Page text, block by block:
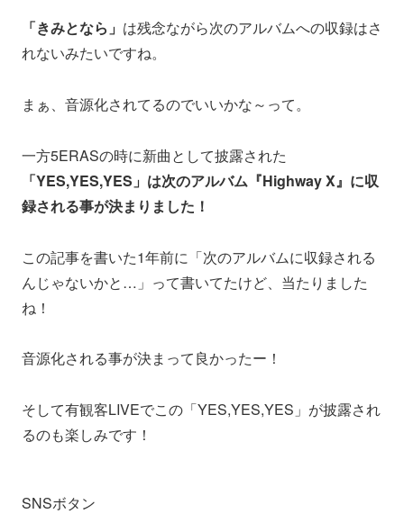
「きみとなら」 は残念ながら次のアルバムへの収録はさ
れないみたいですね。
まぁ、音源化されてるのでいいかな～って。
一方5ERASの時に新曲として披露された
「YES,YES,YES」は次のアルバム『Highway X』に収
録される事が決まりました！
この記事を書いた1年前に「次のアルバムに収録される
んじゃないかと…」って書いてたけど、当たりました
ね！
音源化される事が決まって良かったー！
そして有観客LIVEでこの「YES,YES,YES」が披露され
るのも楽しみです！
SNSボタン